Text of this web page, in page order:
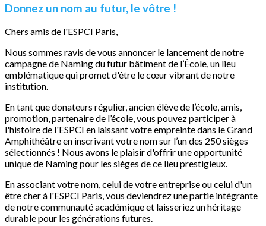
Donnez un nom au futur, le vôtre !
Chers amis de l'ESPCI Paris,
Nous sommes ravis de vous annoncer le lancement de notre
campagne de Naming du futur bâtiment de l’École, un lieu
emblématique qui promet d'être le cœur vibrant de notre
institution.
En tant que donateurs régulier, ancien élève de l’école, amis,
promotion, partenaire de l’école, vous pouvez participer à
l'histoire de l'ESPCI en laissant votre empreinte dans le Grand
Amphithéâtre en inscrivant votre nom sur l’un des 250 sièges
sélectionnés ! Nous avons le plaisir d'offrir une opportunité
unique de Naming pour les sièges de ce lieu prestigieux.
En associant votre nom, celui de votre entreprise ou celui d'un
être cher à l'ESPCI Paris, vous deviendrez une partie intégrante
de notre communauté académique et laisseriez un héritage
durable pour les générations futures.